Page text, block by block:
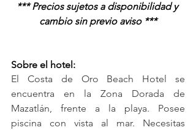
*** Precios sujetos a disponibilidad y
cambio sin previo aviso ***
Sobre el hotel:
El Costa de Oro Beach Hotel se
encuentra en la Zona Dorada de
Mazatlán, frente a la playa. Posee
piscina con vista al mar. Necesitas